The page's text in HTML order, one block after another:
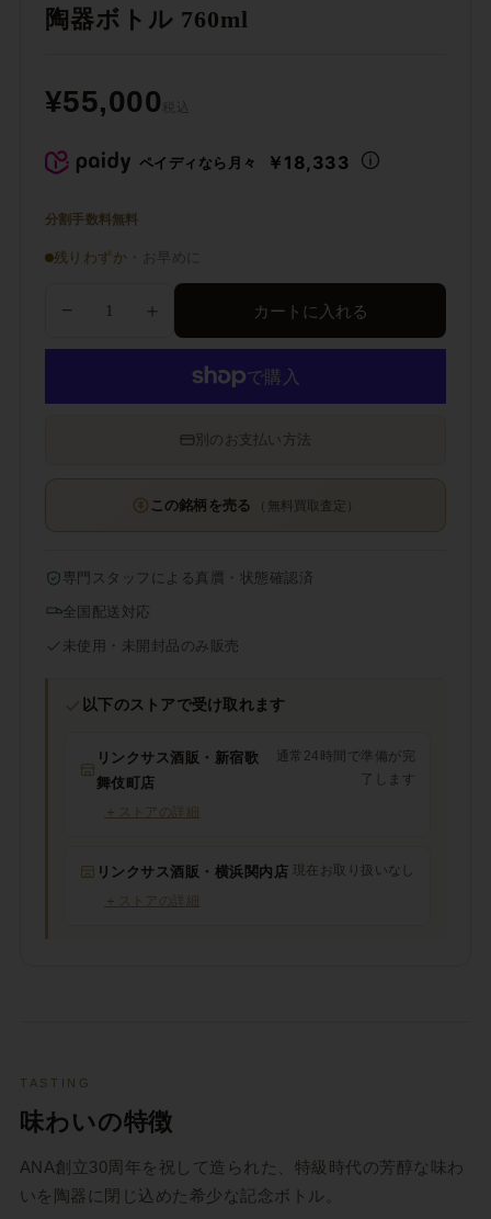
陶器ボトル 760ml
¥55,000 税込
ペイディなら月々 ￥18,333
分割手数料無料
残りわずか ・お早めに
− ＋ カートに入れる
別のお支払い方法
この銘柄を売る （無料買取査定）
専門スタッフによる真贋・状態確認済
全国配送対応
未使用・未開封品のみ販売
以下のストアで受け取れます
リンクサス酒販・新宿歌
舞伎町店
通常24時間で準備が完
了します
＋ ストアの詳細
リンクサス酒販・横浜関内店 現在お取り扱いなし
＋ ストアの詳細
TASTING
味わいの特徴
ANA創立30周年を祝して造られた、特級時代の芳醇な味わ
いを陶器に閉じ込めた希少な記念ボトル。